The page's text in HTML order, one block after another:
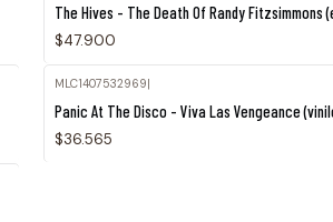
The Hives - The Death Of Randy Fitzsimmons
$47.900
MLC1407532969
Panic At The Disco - Viva Las Vengeance
$36.565